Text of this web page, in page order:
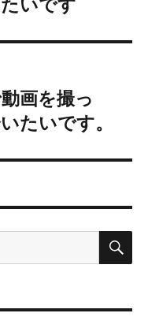
いです
画を撮っ
たいです。
検